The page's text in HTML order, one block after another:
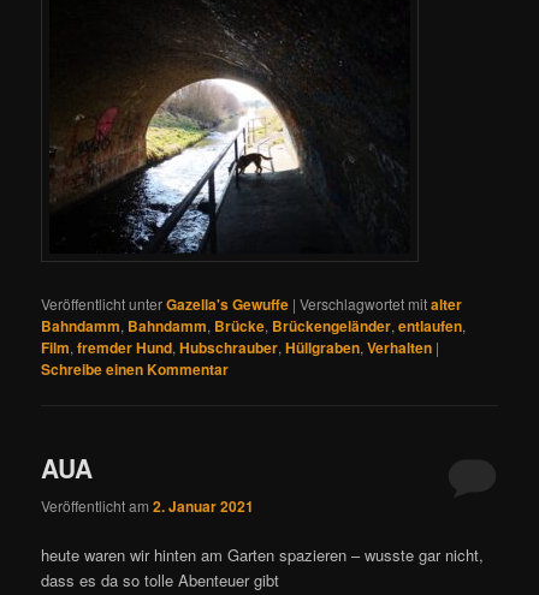
Veröffentlicht unterGazella's Gewuffe |Verschlagwortet mitalter
Bahndamm, Bahndamm, Brücke, Brückengeländer,entlaufen,
Film,fremder Hund,Hubschrauber,Hüllgraben,Verhalten |
Schreibe einen Kommentar
AUA
Veröffentlicht am2. Januar 2021
heute waren wir hinten am Garten spazieren – wusste gar nicht,
dass es da so tolle Abenteuer gibt